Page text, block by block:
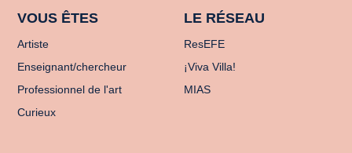
VOUS ÊTES
Artiste
Enseignant/chercheur
Professionnel de l'art
Curieux
LE RÉSEAU
ResEFE
¡Viva Villa!
MIAS